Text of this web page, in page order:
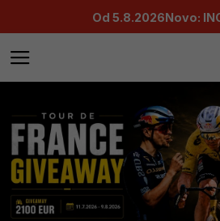
Od 5.8.2026Novo: